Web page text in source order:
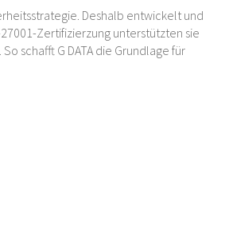
Deshalb entwickelt und
Zertifizierzung unterstützten sie
schafft G DATA die Grundlage für